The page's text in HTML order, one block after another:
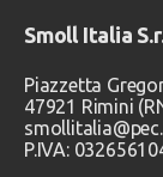
Smoll Italia
Piazzetta
47921 Rimini
P.IVA: